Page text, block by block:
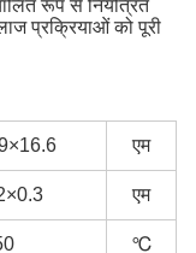
रूप से नियंत्रित
प्रक्रियाओं को पूरी
एम
एम
℃